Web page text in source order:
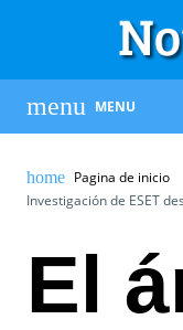
MENU
Pagina de inicio
Investigación de ESET
El